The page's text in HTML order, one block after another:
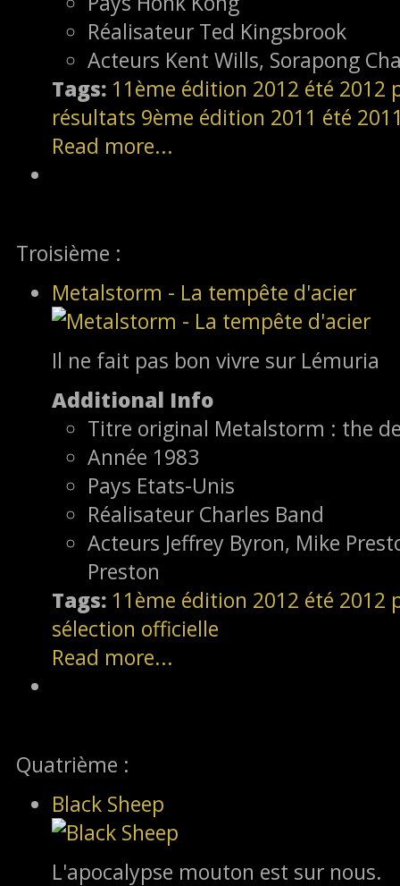
Réalisateur Ted Kingsbrook
Acteurs Kent Wills, Sorapong
Tags: 11ème édition 2012 été 2012
résultats 9ème édition 2011 été
Read more...
Troisième :
Metalstorm - La tempête d'acier
Il ne fait pas bon vivre sur Lémuria
Additional Info
Titre original Metalstorm : the
Année 1983
Pays Etats-Unis
Réalisateur Charles Band
Acteurs Jeffrey Byron, Mike
Preston
Tags: 11ème édition 2012 été 2012
sélection officielle
Read more...
Quatrième :
Black Sheep
L'apocalypse mouton est sur nous.